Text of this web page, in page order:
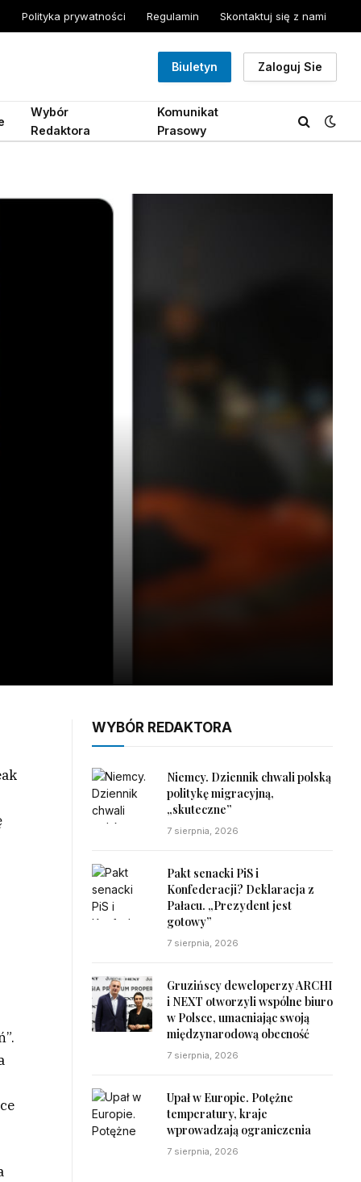
Polityka prywatności Regulamin Skontaktuj się z nami
Biuletyn Zaloguj Sie
Wybór
Redaktora
Komunikat
Prasowy
WYBÓR REDAKTORA
Niemcy. Dziennik chwali polską
politykę migracyjną,
„skuteczne”
7 sierpnia, 2026
Pakt senacki PiS i
Konfederacji? Deklaracja z
Pałacu. „Prezydent jest
gotowy”
7 sierpnia, 2026
Gruzińscy deweloperzy ARCHI
i NEXT otworzyli wspólne biuro
w Polsce, umacniając swoją
międzynarodową obecność
7 sierpnia, 2026
Upał w Europie. Potężne
temperatury, kraje
wprowadzają ograniczenia
7 sierpnia, 2026